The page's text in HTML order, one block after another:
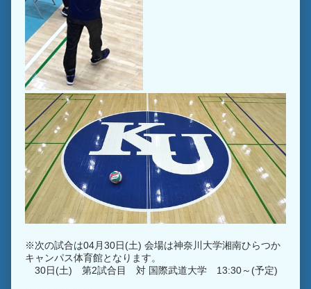
※次の試合は04月30日(土) 会場は神奈川大学湘南ひらつか
キャンパス体育館となります。
30日(土) 第2試合目 対 国際武道大学 13:30～(予定)